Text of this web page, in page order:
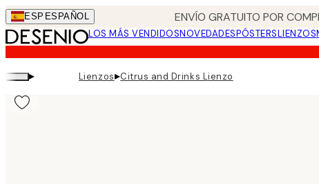
Skip
to
main
content.
ESP ESPAÑOL ENVÍO GRATUITO POR
LOS MÁS VENDIDOSNOVEDADESPÓSTERSLIENZOS
▸ Lienzos▸Citrus and Drinks Lienzo